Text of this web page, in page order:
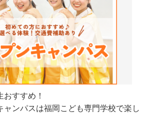
すすめ！
ャンパスは福岡こども専門学校で楽し